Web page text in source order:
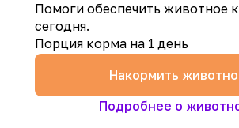
Помоги обеспечить животное
сегодня.
Порция корма на 1 день
Накормить
Подробнее о